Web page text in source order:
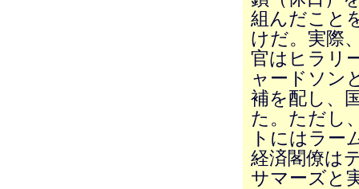
組んだこと
けだ。実際
官はヒラリ
ャードソン
補を配し、
た。ただし
トにはラー
経済閣僚は
サマーズと